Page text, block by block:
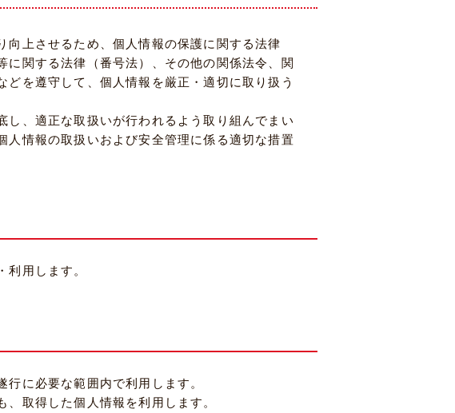
上させるため、個人情報の保護に関する法律
に関する法律（番号法）、その他の関係法令、関
を遵守して、個人情報を厳正・適切に取り扱う
、適正な取扱いが行われるよう取り組んでまい
人情報の取扱いおよび安全管理に係る適切な措置
用します。
に必要な範囲内で利用します。
取得した個人情報を利用します。